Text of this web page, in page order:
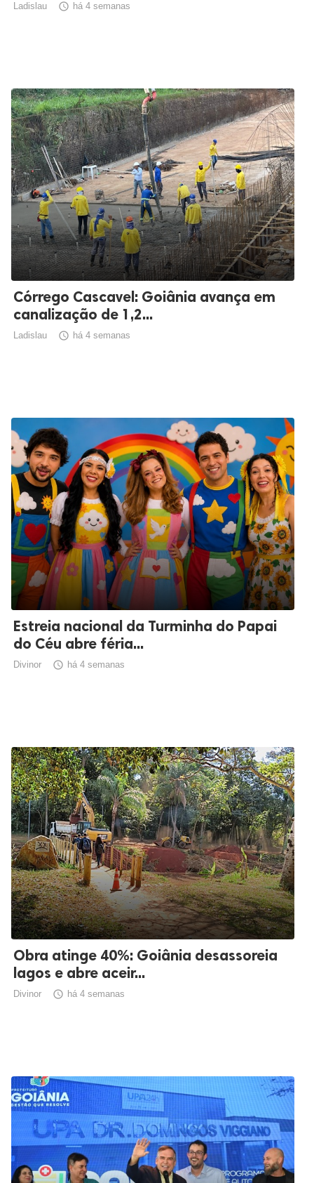
Ladislau  há 4 semanas
Córrego Cascavel: Goiânia avança em
canalização de 1,2...
Ladislau  há 4 semanas
Estreia nacional da Turminha do Papai
do Céu abre féria...
Divinor  há 4 semanas
Obra atinge 40%: Goiânia desassoreia
lagos e abre aceir...
Divinor  há 4 semanas